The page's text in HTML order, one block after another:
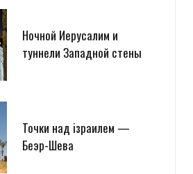
Ночной Иерусалим и
туннели Западной стены
Точки над iзраилем —
Беэр-Шева